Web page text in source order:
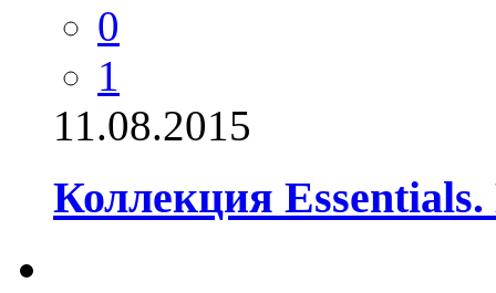
0
1
11.08.2015
Коллекция